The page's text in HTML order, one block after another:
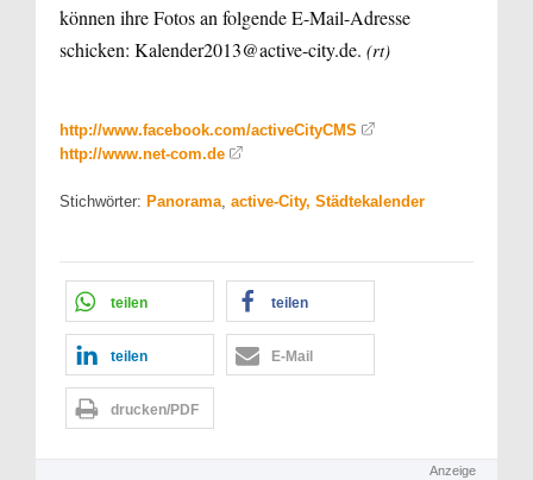
können ihre Fotos an folgende E-Mail-Adresse
schicken: Kalender2013@active-city.de. (rt)
http://www.facebook.com/activeCityCMS
http://www.net-com.de
Stichwörter: Panorama, active-City, Städtekalender
teilen teilen
teilen E-Mail
drucken/PDF
Anzeige